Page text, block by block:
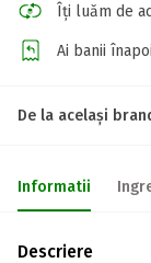
Îți luăm de
Ai banii
De la același
Informatii
Descriere